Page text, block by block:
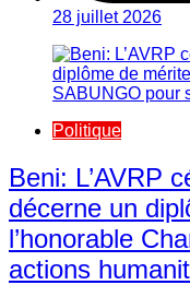
28 juillet 2026
Politique
Beni: L’AVRP
décerne un
l’honorable
actions